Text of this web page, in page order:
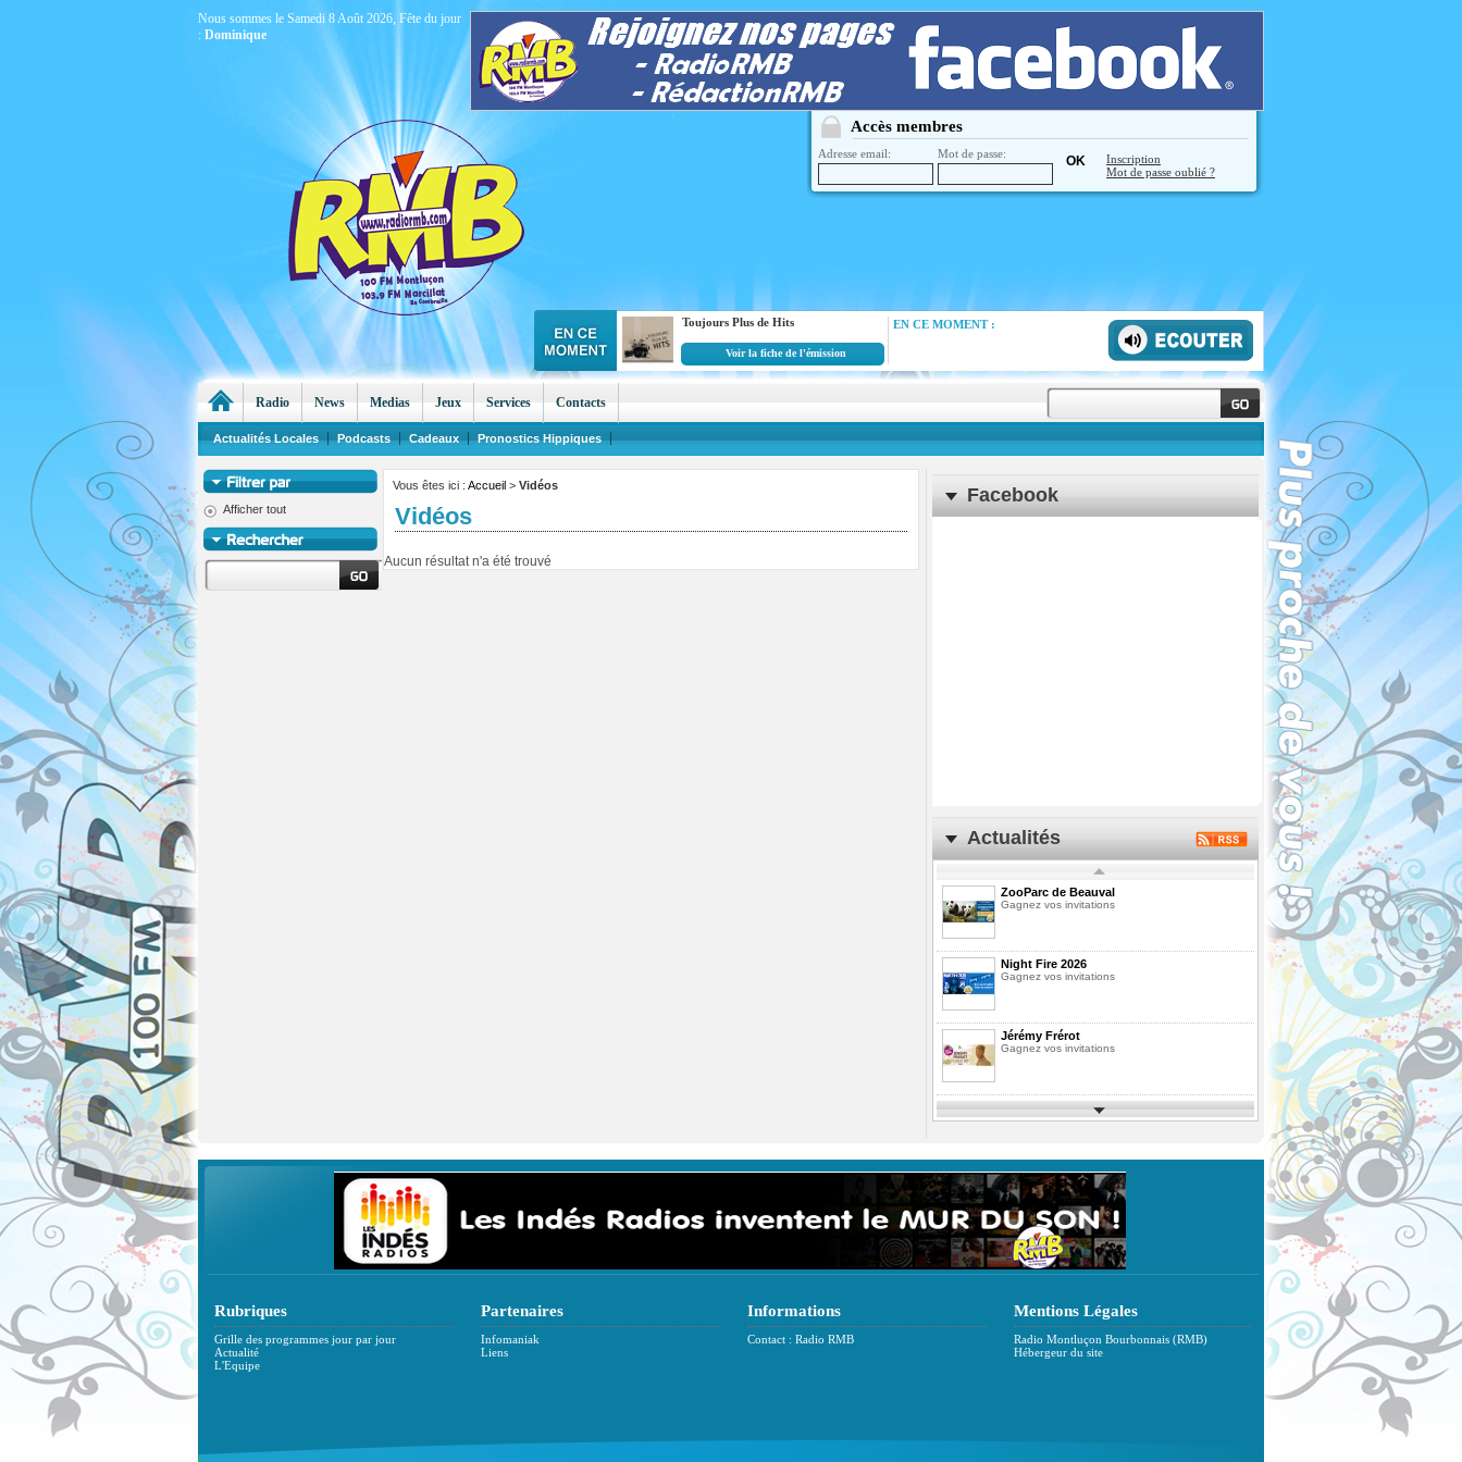
Vous êtes ici : Accueil > Vidéos
Vidéos
Aucun résultat n'a été trouvé
Facebook
Actualités
ZooParc de Beauval
Gagnez vos invitations
Night Fire 2026
Gagnez vos invitations
Jérémy Frérot
Gagnez vos invitations
Parcs d'Attractions et de Loisirs 2026
Festimusic 2026
Gagnez vos invitations
En Route pour les Vacances Saison 10
La Finale
Pack de Livres
Agrandissez votre bibliothèque
Afficher tout
Rubriques
Grille des programmes jour par jour
Actualité
L'Equipe
Partenaires
Infomaniak
Liens
Informations
Contact : Radio RMB
Mentions Légales
Radio Montluçon Bourbonnais (RMB)
Hébergeur du site
Toujours Plus de Hits
Voir la fiche de l'émission
EN CE MOMENT :
Accès membres
Adresse email: Mot de passe:
Inscription
Mot de passe oublié ?
Radio News Medias Jeux Services Contacts
Actualités Locales Podcasts Cadeaux Pronostics Hippiques
Nous sommes le Samedi 8 Août 2026, Fête du jour
: Dominique